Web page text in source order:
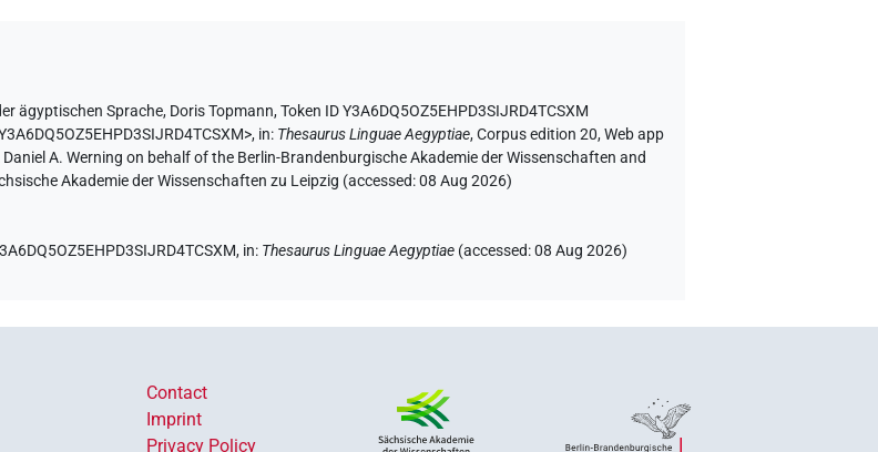
ägyptischen Sprache, Doris Topmann,Token ID Y3A6DQ5OZ5EHPD3SIJRD4TCSXM
, in: Thesaurus Linguae Aegyptiae,Corpus edition 20, Web app
A. Werning on behalf of the Berlin-Brandenburgische Akademie der Wissenschaften and
Akademie der Wissenschaften zu Leipzig (accessed:08 Aug 2026)
in: Thesaurus Linguae Aegyptiae (accessed:08 Aug 2026)
Contact
Imprint
Privacy Policy